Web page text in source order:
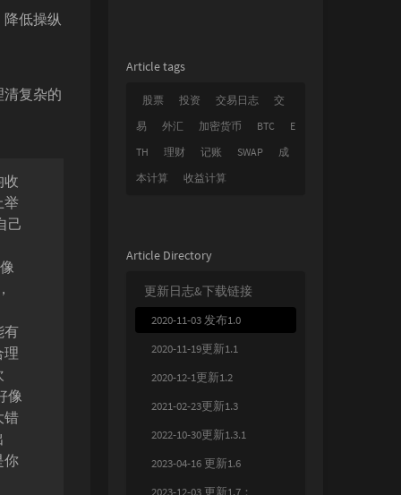
低操纵
复杂的
收
举
己
有
理
像
错
你
Article tags
股票 投资 交易日志
交
易
外汇 加密货币 BTC
E
TH
理财 记账 SWAP
成
本计算
收益计算
Article Directory
更新日志&下载链接
2020-11-03 发布1.0
2020-11-19更新1.1
2020-12-1更新1.2
2021-02-23更新1.3
2022-10-30更新1.3.1
2023-04-16 更新1.6
2023-12-03 更新1.7：